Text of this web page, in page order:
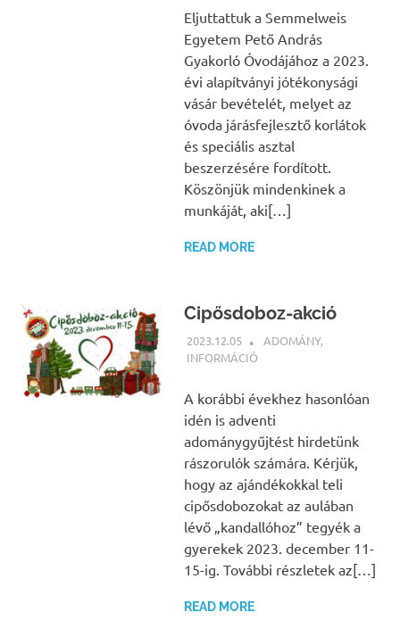
Eljuttattuk a Semmelweis
Egyetem Pető András
Gyakorló Óvodájához a 2023.
évi alapítványi jótékonysági
vásár bevételét, melyet az
óvoda járásfejlesztő korlátok
és speciális asztal
beszerzésére fordított.
Köszönjük mindenkinek a
munkáját, aki[…]
READ MORE
Cipősdoboz-akció
2023.12.05 BÁRTFAI JUDIT
ADOMÁNY,
INFORMÁCIÓ
A korábbi évekhez hasonlóan
idén is adventi
adománygyűjtést hirdetünk
rászorulók számára. Kérjük,
hogy az ajándékokkal teli
cipősdobozokat az aulában
lévő „kandallóhoz” tegyék a
gyerekek 2023. december 11-
15-ig. További részletek az[…]
READ MORE